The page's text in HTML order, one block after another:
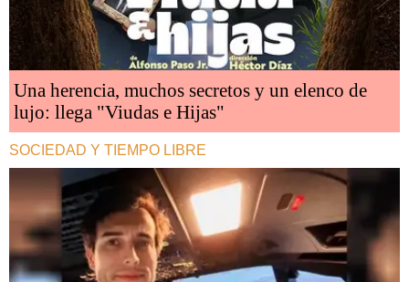
Una herencia, muchos secretos y un elenco de
lujo: llega "Viudas e Hijas"
SOCIEDAD Y TIEMPO LIBRE